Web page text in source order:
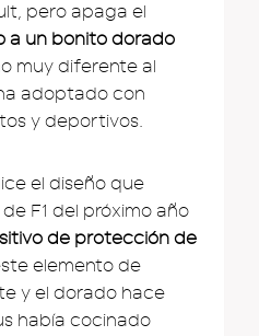
pero apaga el
a un bonito dorado
muy diferente al
adoptado con
y deportivos.
el diseño que
F1 del próximo año
de protección de
elemento de
y el dorado hace
había cocinado